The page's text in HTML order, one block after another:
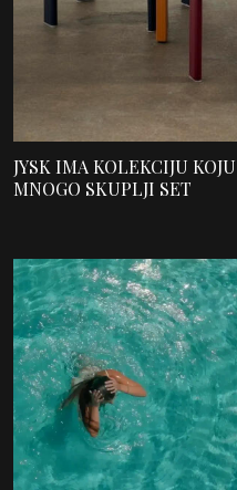
JYSK IMA KOLEKCIJU
MNOGO SKUPLJI SET